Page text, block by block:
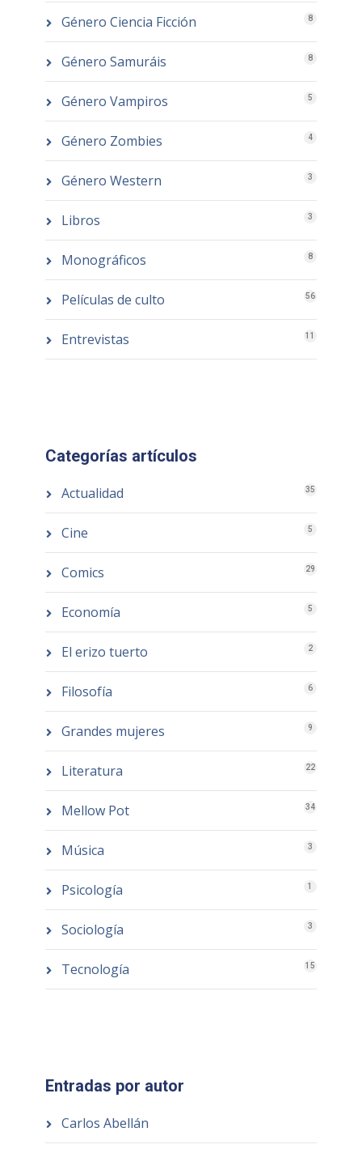
Género Ciencia Ficción 8
Género Samuráis 8
Género Vampiros 5
Género Zombies 4
Género Western 3
Libros 3
Monográficos 8
Películas de culto 56
Entrevistas 11
Categorías artículos
Actualidad 35
Cine 5
Comics 29
Economía 5
El erizo tuerto 2
Filosofía 6
Grandes mujeres 9
Literatura 22
Mellow Pot 34
Música 3
Psicología 1
Sociología 3
Tecnología 15
Entradas por autor
Carlos Abellán